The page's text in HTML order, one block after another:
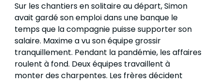
Sur les chantiers en solitaire au départ, Simon
avait gardé son emploi dans une banque le
temps que la compagnie puisse supporter son
salaire. Maxime a vu son équipe grossir
tranquillement. Pendant la pandémie, les affaires
roulent à fond. Deux équipes travaillent à
monter des charpentes. Les frères décident